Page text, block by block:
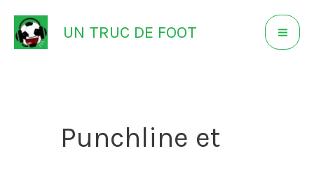
Aller
au
UN TRUC DE FOOT
Punchline et